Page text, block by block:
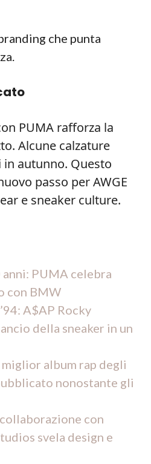
che punta
PUMA rafforza la
Alcune calzature
autunno. Questo
passo per AWGE
e sneaker culture.
PUMA celebra
con BMW
A$AP Rocky
della sneaker in un
album rap degli
nonostante gli
con
svela design e